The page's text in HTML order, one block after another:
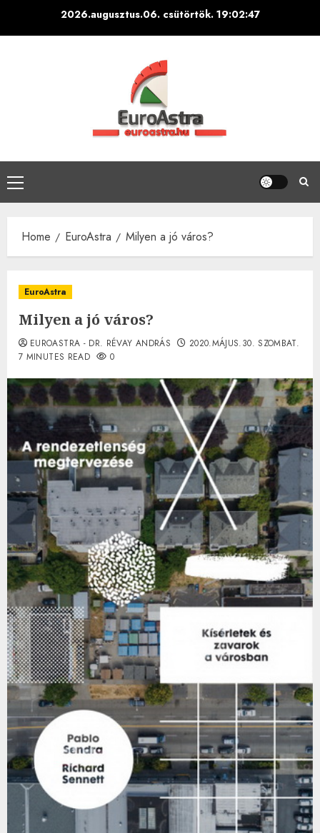
2026.augusztus.06. csütörtök. 19:02:48
Primary
Menu
Home EuroAstra Milyen a jó város?
EuroAstra
Milyen a jó város?
EUROASTRA - DR. RÉVAY ANDRÁS
2020.MÁJUS.30. SZOMBAT.
7 MINUTES READ
0